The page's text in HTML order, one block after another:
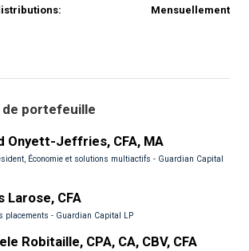
Mensuellement
portefeuille
Onyett-Jeffries, CFA, MA
Économie et solutions multiactifs - Guardian Capital
Larose, CFA
placements - Guardian Capital LP
Robitaille, CPA, CA, CBV, CFA